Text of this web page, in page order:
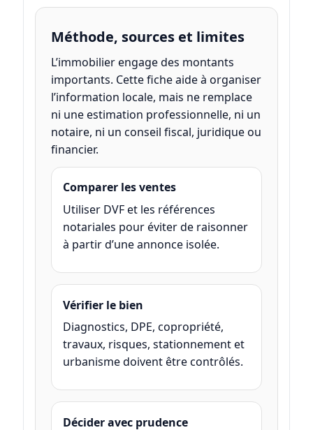
Méthode, sources et limites
L’immobilier engage des montants
importants. Cette fiche aide à organiser
l’information locale, mais ne remplace
ni une estimation professionnelle, ni un
notaire, ni un conseil fiscal, juridique ou
financier.
Comparer les ventes
Utiliser DVF et les références
notariales pour éviter de raisonner
à partir d’une annonce isolée.
Vérifier le bien
Diagnostics, DPE, copropriété,
travaux, risques, stationnement et
urbanisme doivent être contrôlés.
Décider avec prudence